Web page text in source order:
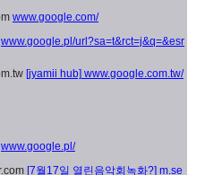
www.google.com/
www.google.pl/url?sa=t&rct=j&q=&esr
[jyamii hub] www.google.com.tw/
www.google.pl/
[7월17일 열린음악회녹화?] m.se